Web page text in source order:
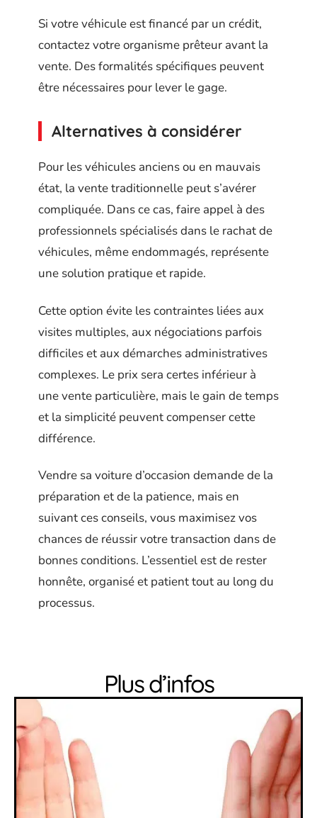
Si votre véhicule est financé par un crédit,
contactez votre organisme prêteur avant la
vente. Des formalités spécifiques peuvent
être nécessaires pour lever le gage.
Alternatives à considérer
Pour les véhicules anciens ou en mauvais
état, la vente traditionnelle peut s’avérer
compliquée. Dans ce cas, faire appel à des
professionnels spécialisés dans le rachat de
véhicules, même endommagés, représente
une solution pratique et rapide.
Cette option évite les contraintes liées aux
visites multiples, aux négociations parfois
difficiles et aux démarches administratives
complexes. Le prix sera certes inférieur à
une vente particulière, mais le gain de temps
et la simplicité peuvent compenser cette
différence.
Vendre sa voiture d’occasion demande de la
préparation et de la patience, mais en
suivant ces conseils, vous maximisez vos
chances de réussir votre transaction dans de
bonnes conditions. L’essentiel est de rester
honnête, organisé et patient tout au long du
processus.
Plus d’infos